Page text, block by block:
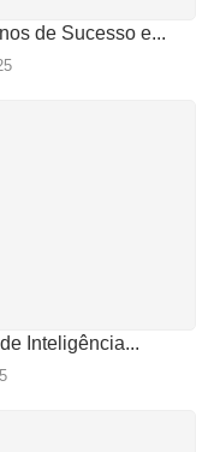
de Sucesso e...
Inteligência...